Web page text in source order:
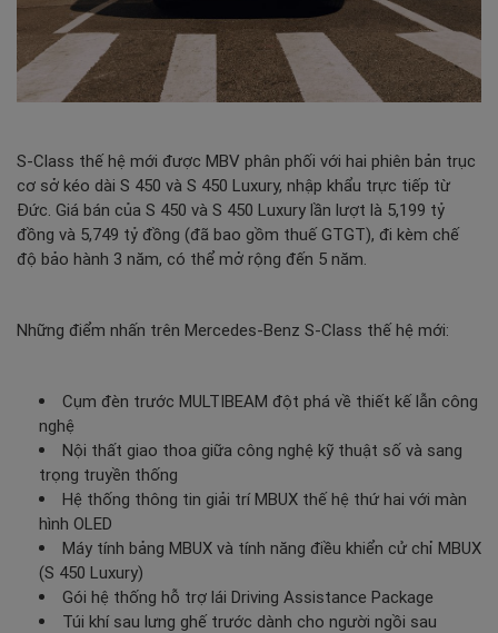
S-Class thế hệ mới được MBV phân phối với hai phiên bản trục
cơ sở kéo dài S 450 và S 450 Luxury, nhập khẩu trực tiếp từ
Đức. Giá bán của S 450 và S 450 Luxury lần lượt là 5,199 tỷ
đồng và 5,749 tỷ đồng (đã bao gồm thuế GTGT), đi kèm chế
độ bảo hành 3 năm, có thể mở rộng đến 5 năm.
Những điểm nhấn trên Mercedes-Benz S-Class thế hệ mới:
Cụm đèn trước MULTIBEAM đột phá về thiết kế lẫn công
nghệ
Nội thất giao thoa giữa công nghệ kỹ thuật số và sang
trọng truyền thống
Hệ thống thông tin giải trí MBUX thế hệ thứ hai với màn
hình OLED
Máy tính bảng MBUX và tính năng điều khiển cử chỉ MBUX
(S 450 Luxury)
Gói hệ thống hỗ trợ lái Driving Assistance Package
Túi khí sau lưng ghế trước dành cho người ngồi sau